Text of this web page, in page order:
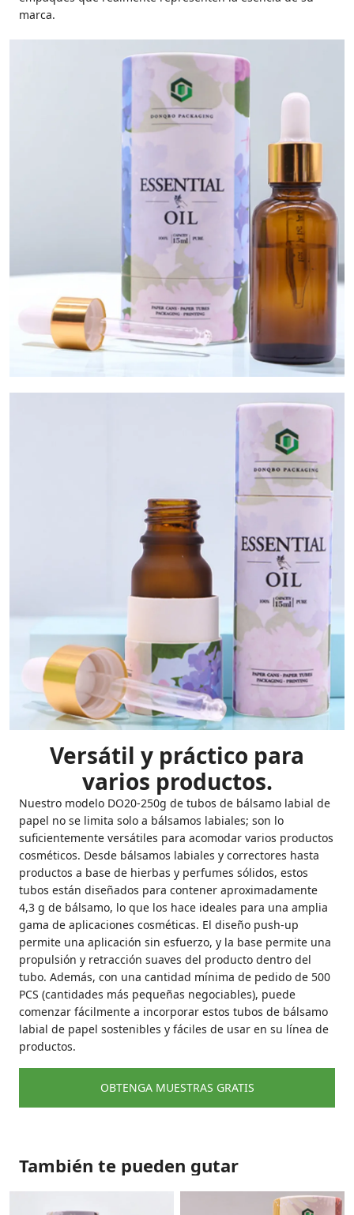
marca.
Versátil y práctico para
varios productos.
Nuestro modelo DO20-250g de tubos de bálsamo labial de
papel no se limita solo a bálsamos labiales; son lo
suficientemente versátiles para acomodar varios productos
cosméticos. Desde bálsamos labiales y correctores hasta
productos a base de hierbas y perfumes sólidos, estos
tubos están diseñados para contener aproximadamente
4,3 g de bálsamo, lo que los hace ideales para una amplia
gama de aplicaciones cosméticas. El diseño push-up
permite una aplicación sin esfuerzo, y la base permite una
propulsión y retracción suaves del producto dentro del
tubo. Además, con una cantidad mínima de pedido de 500
PCS (cantidades más pequeñas negociables), puede
comenzar fácilmente a incorporar estos tubos de bálsamo
labial de papel sostenibles y fáciles de usar en su línea de
productos.
OBTENGA MUESTRAS GRATIS
También te pueden gutar